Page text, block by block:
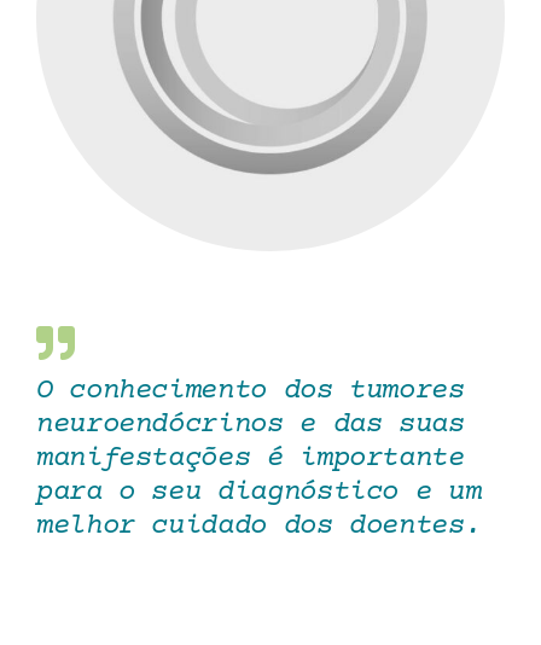
O conhecimento dos tumores
neuroendócrinos e das suas
manifestações é importante
para o seu diagnóstico e um
melhor cuidado dos doentes.